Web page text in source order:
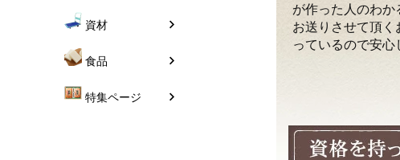
資材
食品
特集ページ
が作った人のわか
お送りさせて頂く
っているので安心